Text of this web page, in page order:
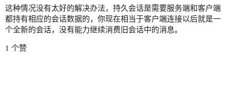
这种情况没有太好的解决办法，持久会话是需要服务端和客户端
都持有相应的会话数据的，你现在相当于客户端连接以后就是一
个全新的会话，没有能力继续消费旧会话中的消息。
1 个赞